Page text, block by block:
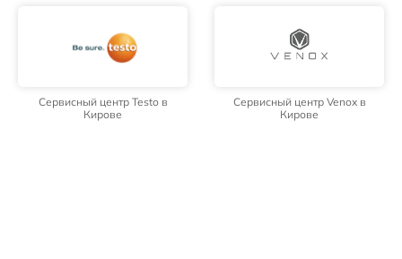
Сервисный центр Testo в
Кирове
Сервисный центр Venox в
Кирове